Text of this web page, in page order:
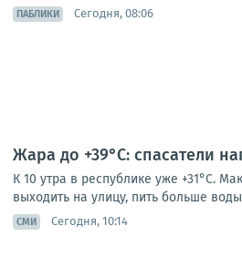
ПАБЛИКИ Сегодня, 08:06
Жара до +39°С: спасатели
К 10 утра в республике уже +31°С.
выходить на улицу, пить больше
СМИ Сегодня, 10:14